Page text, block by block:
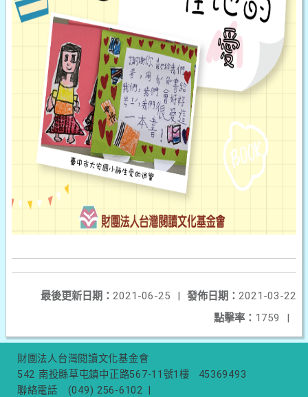
發佈日期： 2021-03-22
最後更新日期： 2021-06-25
|
點擊率： 1759 |
財團法人台灣閱讀文化基金會
542 南投縣草屯鎮中正路567-11號1樓
45369493
聯絡電話
(049) 256-6102